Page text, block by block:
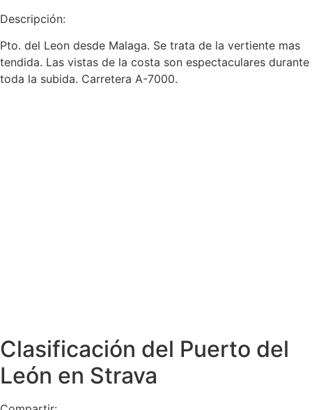
Descripción:
Pto. del Leon desde Malaga. Se trata de la vertiente mas
tendida. Las vistas de la costa son espectaculares durante
toda la subida. Carretera A-7000.
Clasificación del Puerto del
León en Strava